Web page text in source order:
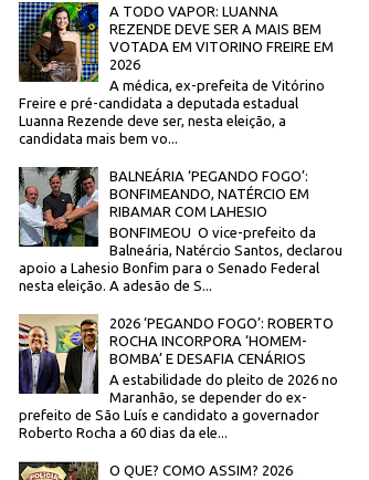
A TODO VAPOR: LUANNA
REZENDE DEVE SER A MAIS BEM
VOTADA EM VITORINO FREIRE EM
2026
A médica, ex-prefeita de Vitórino
Freire e pré-candidata a deputada estadual
Luanna Rezende deve ser, nesta eleição, a
candidata mais bem vo...
BALNEÁRIA ‘PEGANDO FOGO’:
BONFIMEANDO, NATÉRCIO EM
RIBAMAR COM LAHESIO
BONFIMEOU O vice-prefeito da
Balneária, Natércio Santos, declarou
apoio a Lahesio Bonfim para o Senado Federal
nesta eleição. A adesão de S...
2026 ‘PEGANDO FOGO’: ROBERTO
ROCHA INCORPORA ‘HOMEM-
BOMBA’ E DESAFIA CENÁRIOS
A estabilidade do pleito de 2026 no
Maranhão, se depender do ex-
prefeito de São Luís e candidato a governador
Roberto Rocha a 60 dias da ele...
O QUE? COMO ASSIM? 2026